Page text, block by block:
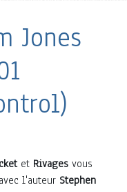
Jones
et Rivages vous
l'auteur Stephen